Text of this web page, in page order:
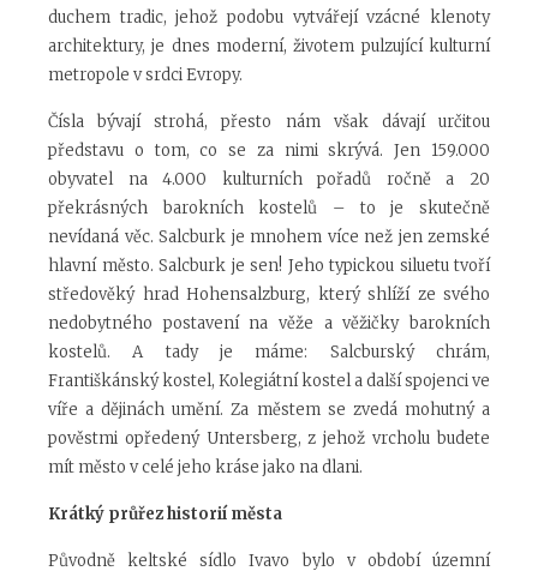
duchem tradic, jehož podobu vytvářejí vzácné klenoty
architektury, je dnes moderní, životem pulzující kulturní
metropole v srdci Evropy.
Čísla bývají strohá, přesto nám však dávají určitou
představu o tom, co se za nimi skrývá. Jen 159.000
obyvatel na 4.000 kulturních pořadů ročně a 20
překrásných barokních kostelů – to je skutečně
nevídaná věc. Salcburk je mnohem více než jen zemské
hlavní město. Salcburk je sen! Jeho typickou siluetu tvoří
středověký hrad Hohensalzburg, který shlíží ze svého
nedobytného postavení na věže a věžičky barokních
kostelů. A tady je máme: Salcburský chrám,
Františkánský kostel, Kolegiátní kostel a další spojenci ve
víře a dějinách umění. Za městem se zvedá mohutný a
pověstmi opředený Untersberg, z jehož vrcholu budete
mít město v celé jeho kráse jako na dlani.
Krátký průřez historií města
Původně keltské sídlo Ivavo bylo v období územní